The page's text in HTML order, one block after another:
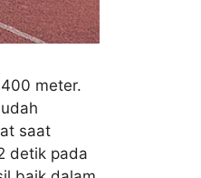
meter.
saat
detik pada